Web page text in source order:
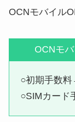
OCNモバイル
OCNモ
○初期手数
○SIMカード